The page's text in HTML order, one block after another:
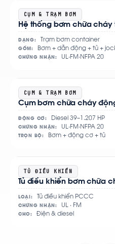
CỤM & TRẠM BƠM
Hệ thống bơm chữa
DẠNG: Trạm bơm container
GỒM: Bơm + dẫn động + tủ +
CHỨNG NHẬN: UL·FM·NFPA 20
Xem
chi
tiết
CỤM & TRẠM BƠM
Cụm bơm chữa cháy
ĐỘNG CƠ: Diesel 39–1.207 HP
CHỨNG NHẬN: UL·FM·NFPA 20
TRỌN BỘ: Bơm + động cơ + tủ
Xem
chi
tiết
TỦ ĐIỀU KHIỂN
Tủ điều khiển bơm chữa
LOẠI: Tủ điều khiển PCCC
CHỨNG NHẬN: UL · FM
CHO: Điện & diesel
Xem
chi
tiết